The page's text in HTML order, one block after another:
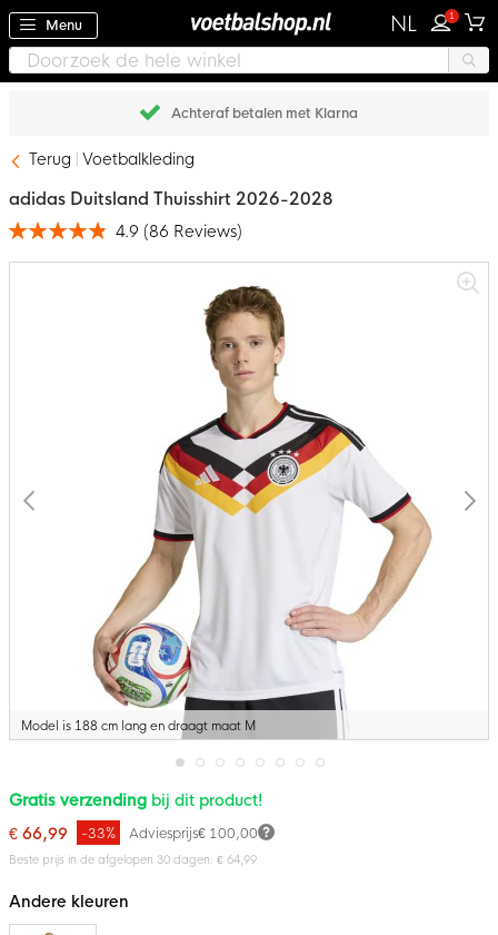
Menu NL 1
Achteraf betalen met Klarna
Terug Voetbalkleding
Model is 188 cm lang en draagt maat M
Ga
naar
begin
van
gallerij
adidas Duitsland Thuisshirt 2026-2028
Waardering: 4.9 (86 Reviews)
Gratis verzending bij dit product!
€ 66,99
Adviesprijs€ 100,00
-33%
Beste prijs in de afgelopen 30 dagen: € 64,99
Andere kleuren